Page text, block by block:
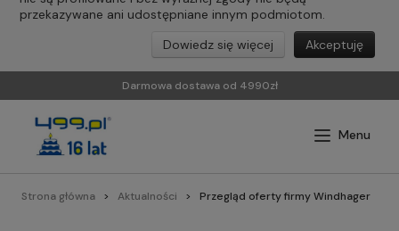
przekazywane ani udostępniane innym podmiotom.
Akceptuję
Dowiedz się więcej
Darmowa dostawa od 4990zł
Strona główna Aktualności Przegląd oferty firmy Windhager